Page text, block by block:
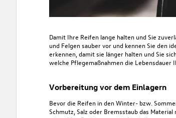
Damit Ihre Reifen lange halten und Sie
und Felgen sauber vor und kennen Sie den
erkennen, damit sie länger halten und Sie
welche Pflegemaßnahmen die Lebensdauer
Vorbereitung vor dem Einlagern
Bevor die Reifen in den Winter- bzw.
Schmutz, Salz oder Bremsstaub das